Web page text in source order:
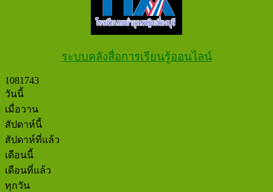
ระบบคลังสื่อการเรียนรู้ออนไลน์
1081 743
วันนี้
เมื่อวาน
สัปดาห์นี้
สัปดาห์ที่แล้ว
เดือนนี้
เดือนที่แล้ว
ทุกวัน